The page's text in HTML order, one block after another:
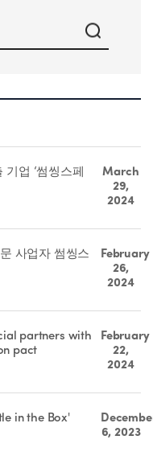
업 ‘썸씽스페
March
29,
2024
사업자 썸씽스
February
26,
2024
partners with
pact
February
22,
2024
in the Box'
6, 2023